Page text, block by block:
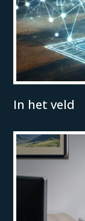
In het veld